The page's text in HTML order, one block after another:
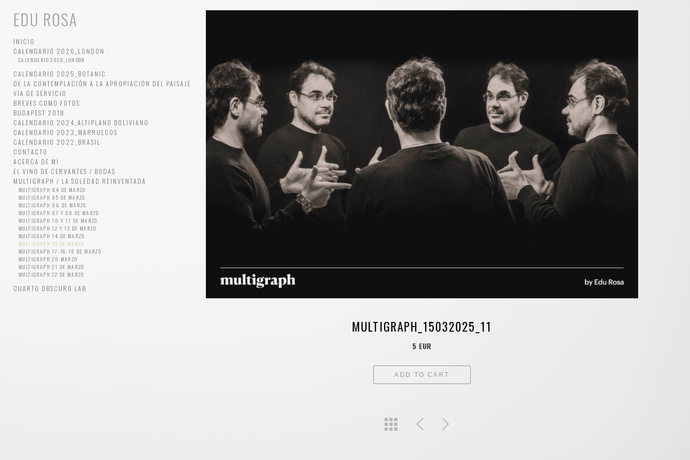
EDU ROSA
INICIO
CALENDARIO 2026_LONDON
CALENDARIO 2026_LONDON
CALENDARIO 2025_BOTANIC
DE LA CONTEMPLACIÓN A LA APROPIACIÓN DEL PAISAJE
VÍA DE SERVICIO
BREVES COMO FOTOS
BUDAPEST 2018
CALENDARIO 2024_ALTIPLANO BOLIVIANO
CALENDARIO 2023_MARRUECOS
CALENDARIO 2022_BRASIL
CONTACTO
ACERCA DE MÍ
EL VINO DE CERVANTES / BODAS
MULTIGRAPH / LA SOLEDAD REINVENTADA
MULTIGRAPH 04 DE MARZO
MULTIGRAPH 05 DE MARZO
MULTIGRAPH 06 DE MARZO
MULTIGRAPH 07 Y 08 DE MARZO
MULTIGRAPH 10 Y 11 DE MARZO
MULTIGRAPH 12 Y 13 DE MARZO
MULTIGRAPH 14 DE MARZO
MULTIGRAPH 15 DE MARZO
MULTIGRAPH 17-18-19 DE MARZO
MULTIGRAPH 20 MARZO
MULTIGRAPH 21 DE MARZO
MULTIGRAPH 22 DE MARZO
CUARTO OBSCURO LAB
MULTIGRAPH_15032025_11
5 EUR
ADD TO CART